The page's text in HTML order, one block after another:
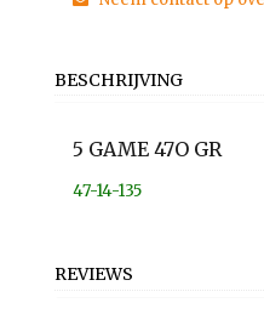
BESCHRIJVING
5 GAME 47O GR
47-14-135
REVIEWS